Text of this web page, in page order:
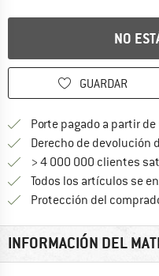
NO
GUARDAR
Porte pagado a partir de
Derecho de devolución
> 4 000 000 clientes
Todos los artículos se
Protección del
INFORMACIÓN DEL